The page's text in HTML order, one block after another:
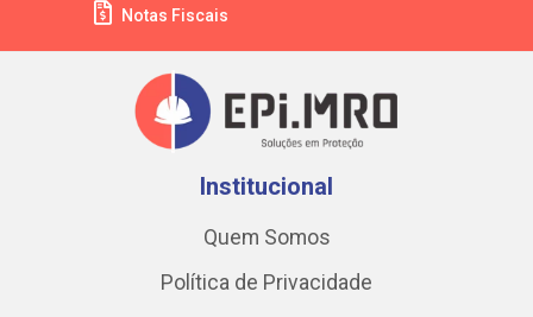
Notas Fiscais
Institucional
Quem Somos
Política de Privacidade